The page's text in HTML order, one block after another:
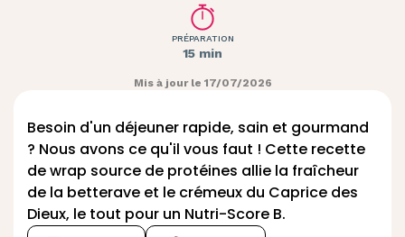
PRÉPARATION
15 min
Mis à jour le 17/07/2026
Besoin d'un déjeuner rapide, sain et gourmand
? Nous avons ce qu'il vous faut ! Cette recette
de wrap source de protéines allie la fraîcheur
de la betterave et le crémeux du Caprice des
Dieux, le tout pour un Nutri-Score B.